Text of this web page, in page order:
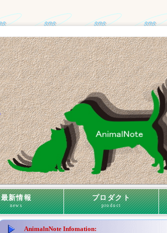
最新情報
news
プロダクト
product
AnimalnNote Infomation: